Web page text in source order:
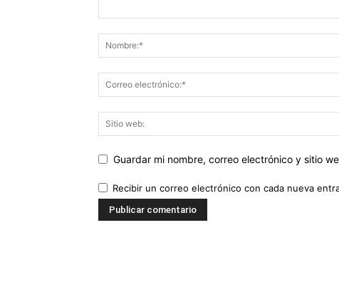
Guardar mi nombre, correo electrónico y sitio
Recibir un correo electrónico con cada nueva